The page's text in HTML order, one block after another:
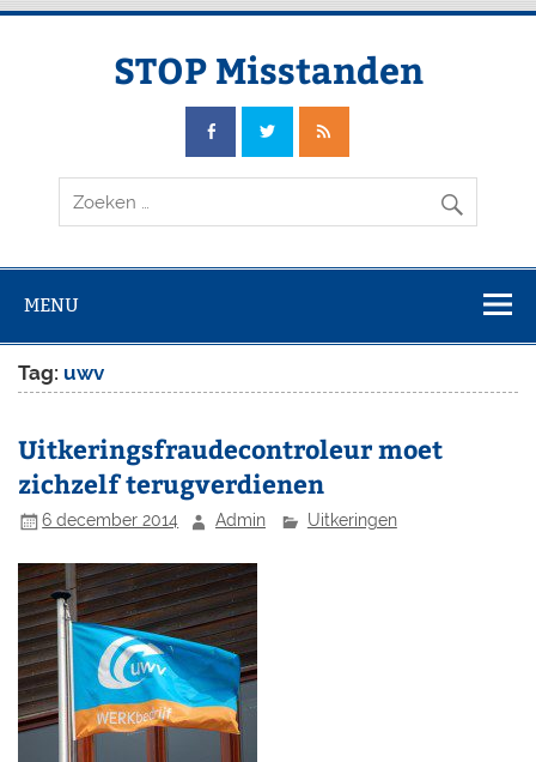
Doorgaan
STOP Misstanden
MENU
Tag: uwv
Uitkeringsfraudecontroleur moet
zichzelf terugverdienen
6 december 2014 Admin Uitkeringen